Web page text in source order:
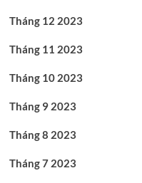
Tháng 12 2023
Tháng 11 2023
Tháng 10 2023
Tháng 9 2023
Tháng 8 2023
Tháng 7 2023